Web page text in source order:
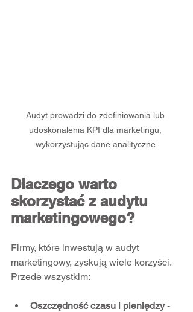
Audyt prowadzi do zdefiniowania lub
udoskonalenia KPI dla marketingu,
wykorzystując dane analityczne.
Dlaczego warto
skorzystać z audytu
marketingowego?
Firmy, które inwestują w audyt
marketingowy, zyskują wiele korzyści.
Przede wszystkim:
Oszczędność czasu i pieniędzy -